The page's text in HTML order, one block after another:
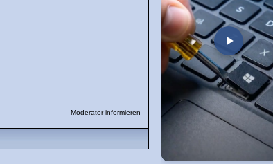
Moderator informieren